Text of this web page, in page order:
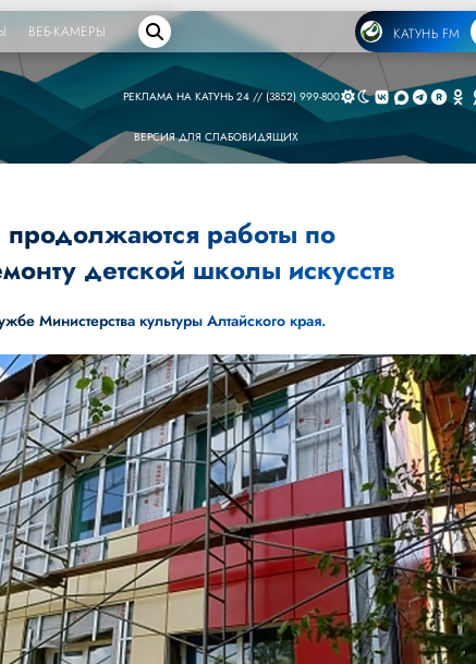
ВЕБ-КАМЕРЫ КАТУНЬ FM
РЕКЛАМА НА КАТУНЬ 24 // (3852) 999-800
ВЕРСИЯ ДЛЯ СЛАБОВИДЯЩИХ
работы по
детской школы искусств
Министерства культуры Алтайского края.